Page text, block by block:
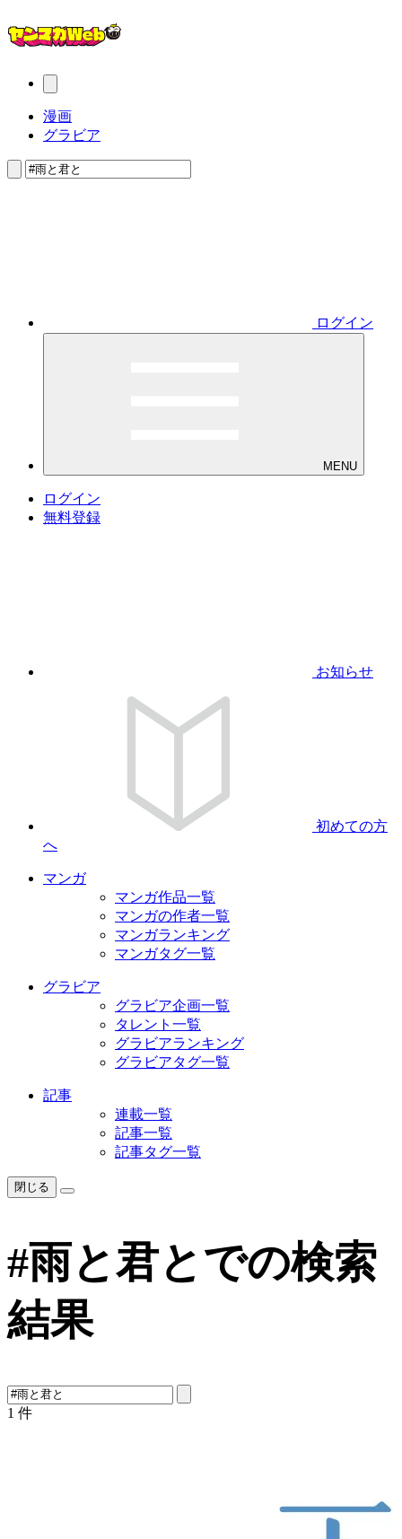
漫画
グラビア
ログイン
MENU
ログイン
無料登録
お知らせ
初めての方
へ
マンガ
マンガ作品一覧
マンガの作者一覧
マンガランキング
マンガタグ一覧
グラビア
グラビア企画一覧
タレント一覧
グラビアランキング
グラビアタグ一覧
記事
連載一覧
記事一覧
記事タグ一覧
閉じる
#雨と君とでの検索
結果
1 件